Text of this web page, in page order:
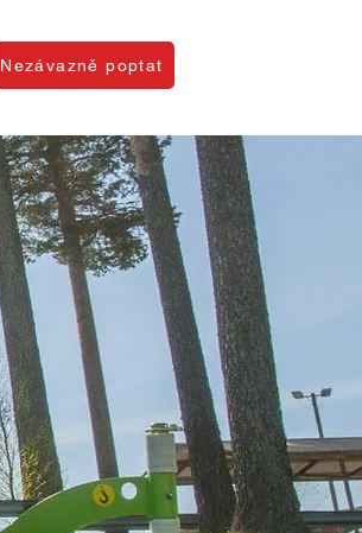
Nezávazně poptat